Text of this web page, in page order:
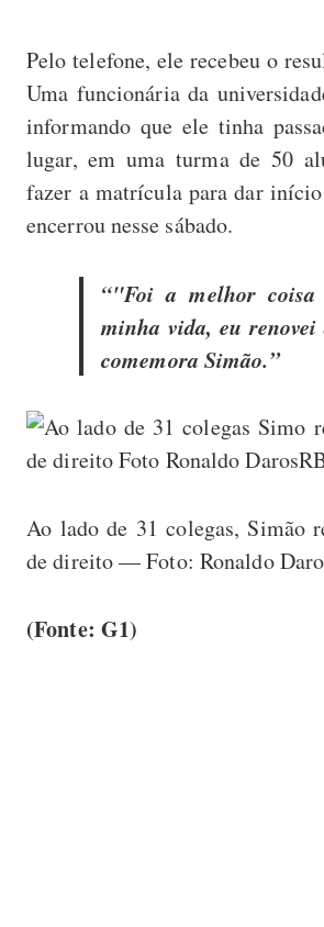
Pelo telefone, ele recebeu o
Uma funcionária da
informando que ele tinha
lugar, em uma turma de 50
fazer a matrícula para dar
encerrou nesse sábado.
"Foi a melhor
minha vida, eu
comemora Simão.
Ao lado de 31 colegas, Simão
de direito — Foto: Ronaldo
(Fonte: G1)